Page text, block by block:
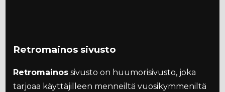
Retromainos sivusto
Retromainos sivusto on huumorisivusto, joka
tarjoaa käyttäjilleen menneiltä vuosikymmeniltä